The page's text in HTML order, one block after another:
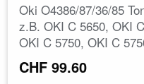
Oki O4386/87/36/85
z.B. OKI C 5650, OKI
OKI C 5750, OKI C
CHF 99.60